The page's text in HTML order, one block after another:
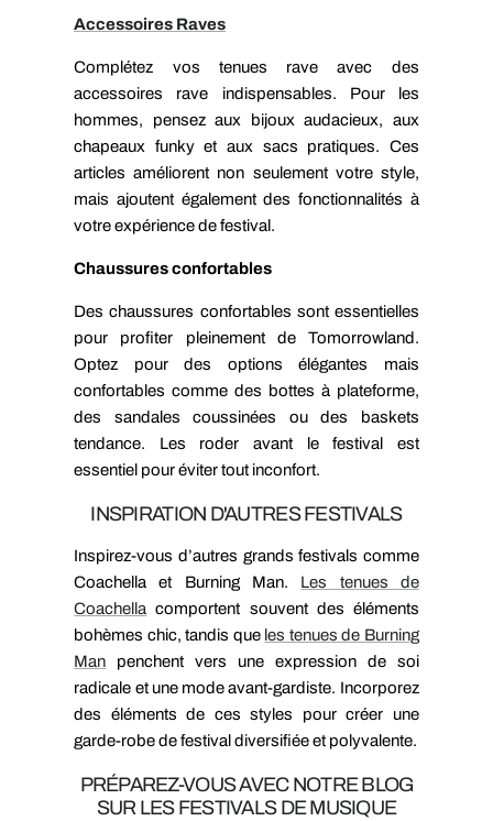
Accessoires Raves
Complétez vos tenues rave avec des
accessoires rave indispensables. Pour les
hommes, pensez aux bijoux audacieux, aux
chapeaux funky et aux sacs pratiques. Ces
articles améliorent non seulement votre style,
mais ajoutent également des fonctionnalités à
votre expérience de festival.
Chaussures confortables
Des chaussures confortables sont essentielles
pour profiter pleinement de Tomorrowland.
Optez pour des options élégantes mais
confortables comme des bottes à plateforme,
des sandales coussinées ou des baskets
tendance. Les roder avant le festival est
essentiel pour éviter tout inconfort.
INSPIRATION D'AUTRES FESTIVALS
Inspirez-vous d’autres grands festivals comme
Coachella et Burning Man. Les tenues de
Coachella comportent souvent des éléments
bohèmes chic, tandis que les tenues de Burning
Man penchent vers une expression de soi
radicale et une mode avant-gardiste. Incorporez
des éléments de ces styles pour créer une
garde-robe de festival diversifiée et polyvalente.
PRÉPAREZ-VOUS AVEC NOTRE BLOG
SUR LES FESTIVALS DE MUSIQUE